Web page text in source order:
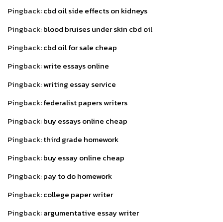
Pingback:cbd oil side effects on kidneys
Pingback:blood bruises under skin cbd oil
Pingback:cbd oil for sale cheap
Pingback:write essays online
Pingback:writing essay service
Pingback:federalist papers writers
Pingback:buy essays online cheap
Pingback:third grade homework
Pingback:buy essay online cheap
Pingback:pay to do homework
Pingback:college paper writer
Pingback:argumentative essay writer